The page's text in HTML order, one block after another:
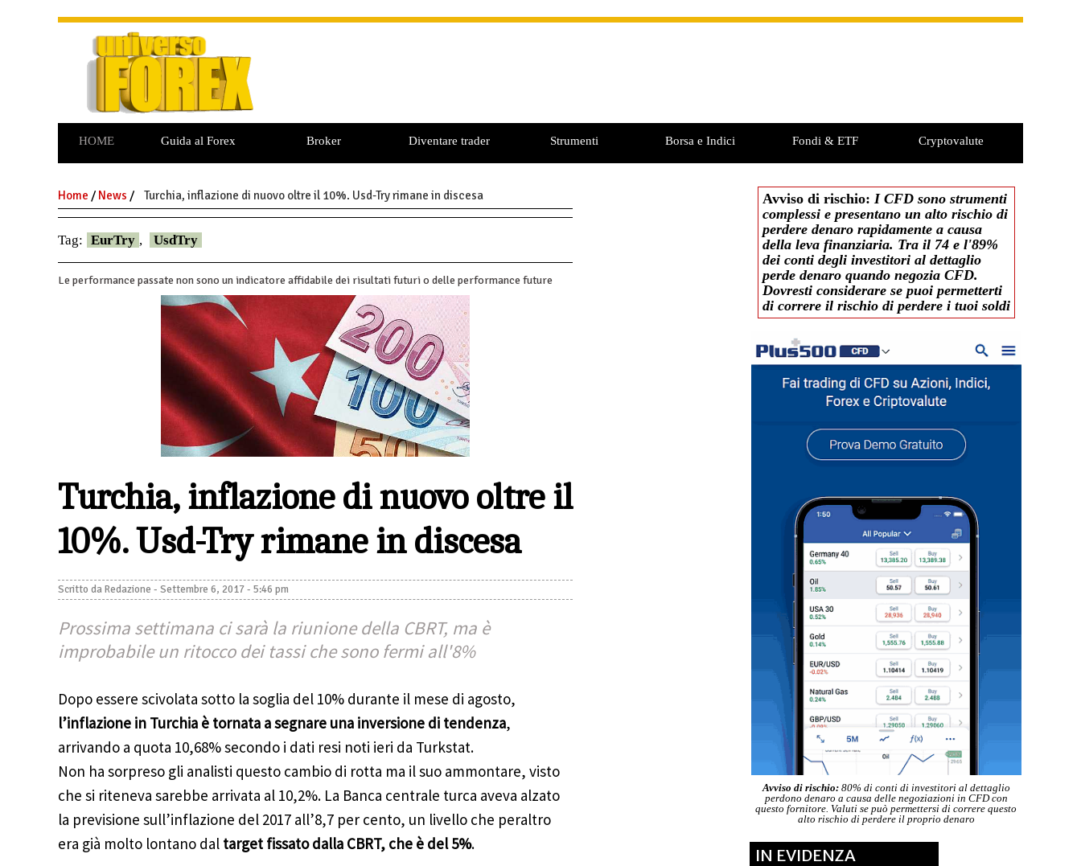
HOME Guida al Forex Broker Diventare trader Strumenti Borsa e Indici Fondi & ETF
Cryptovalute
Commodities
Opzioni Binarie
Home / News / Turchia, inflazione di nuovo oltre il 10%. Usd-Try rimane in discesa
Tag: EurTry , UsdTry
Le performance passate non sono un indicatore affidabile dei risultati futuri o delle performance future
Turchia, inflazione di nuovo oltre il
10%. Usd-Try rimane in discesa
Scritto daRedazione - Settembre 6, 2017 - 5:46 pm
Prossima settimana ci sarà la riunione della CBRT, ma è
improbabile un ritocco dei tassi che sono fermi all'8%
Dopo essere scivolata sotto la soglia del 10% durante il mese di agosto,
l’inflazione in Turchia è tornata a segnare una inversione di tendenza,
arrivando a quota 10,68% secondo i dati resi noti ieri da Turkstat.
Non ha sorpreso gli analisti questo cambio di rotta ma il suo ammontare, visto
che si riteneva sarebbe arrivata al 10,2%. La Banca centrale turca aveva alzato
la previsione sull’inflazione del 2017 all’8,7 per cento, un livello che peraltro
era già molto lontano dal target fissato dalla CBRT, che è del 5%.
Avviso di rischio: I CFD sono strumenti
complessi e presentano un alto rischio di
perdere denaro rapidamente a causa
della leva finanziaria. Tra il 74 e l'89%
dei conti degli investitori al dettaglio
perde denaro quando negozia CFD.
Dovresti considerare se puoi permetterti
di correre il rischio di perdere i tuoi soldi
Avviso di rischio: 80% di conti di investitori al dettaglio
perdono denaro a causa delle negoziazioni in CFD con
questo fornitore. Valuti se può permettersi di correre questo
alto rischio di perdere il proprio denaro
IN EVIDENZA